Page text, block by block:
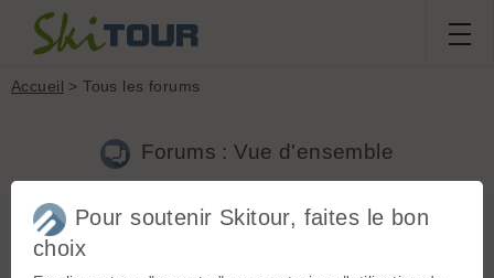
Accueil > Tous les forums
Forums : Vue d'ensemble
Pour soutenir Skitour, faites le bon
choix